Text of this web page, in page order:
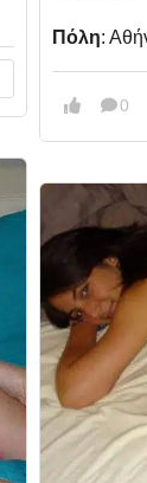
Πόλη:
0